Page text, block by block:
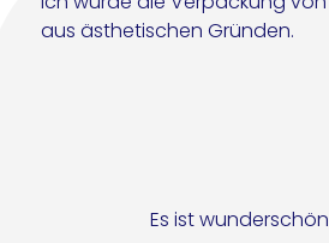
aus ästhetischen Gründen.
Es ist